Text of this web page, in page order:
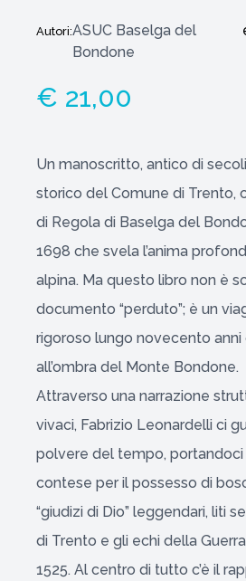
Autori:ASUC Baselga del
Bondone
€ 21,00
Un manoscritto, antico di
storico del Comune di Trento,
di Regola di Baselga del
1698 che svela l’anima
alpina. Ma questo libro non è
documento “perduto”; è un
rigoroso lungo novecento anni
all’ombra del Monte Bondone.
Attraverso una narrazione
vivaci, Fabrizio Leonardelli ci
polvere del tempo, portandoci
contese per il possesso di
“giudizi di Dio” leggendari, liti
di Trento e gli echi della
1525. Al centro di tutto c’è il